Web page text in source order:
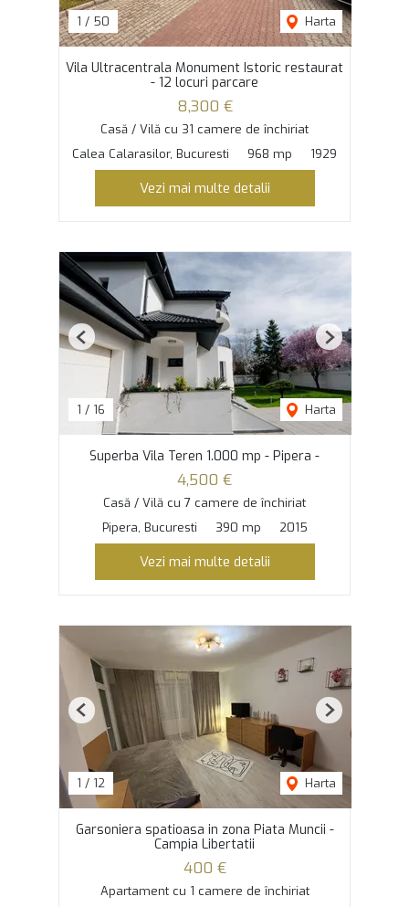
1 / 50 Harta
Vila Ultracentrala Monument Istoric restaurat
- 12 locuri parcare
8,300 €
Casă / Vilă cu 31 camere de închiriat
Calea Calarasilor, Bucuresti
968 mp 1929
Vezi mai multe detalii
1 / 16 Harta
Previous Next
Superba Vila Teren 1.000 mp - Pipera -
4,500 €
Casă / Vilă cu 7 camere de închiriat
Pipera, Bucuresti
390 mp 2015
Vezi mai multe detalii
1 / 12 Harta
Previous Next
Garsoniera spatioasa in zona Piata Muncii -
Campia Libertatii
400 €
Apartament cu 1 camere de închiriat